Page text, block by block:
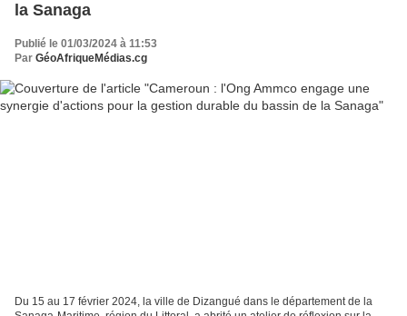
la Sanaga
Publié le 01/03/2024 à 11:53
Par GéoAfriqueMédias.cg
Du 15 au 17 février 2024, la ville de Dizangué dans le département de la